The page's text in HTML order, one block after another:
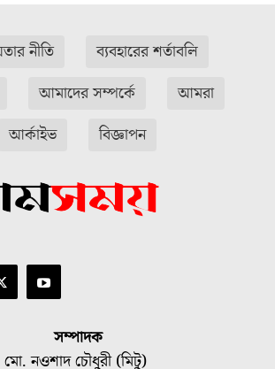
নীতি
ব্যবহারের শর্তাবলি
আমাদের সম্পর্কে
আমরা
আর্কাইভ
বিজ্ঞাপন
সম্পাদক
মো. নওশাদ চৌধুরী (মিটু)